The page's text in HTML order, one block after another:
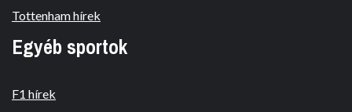
Tottenham hírek
Egyéb sportok
F1 hírek